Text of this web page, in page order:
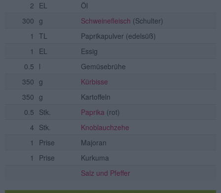
2 EL
Öl
300 g Schweinefleisch (Schulter)
1
TL Paprikapulver (edelsüß)
1
EL
Essig
0.5 l
Gemüsebrühe
350 g
Kürbisse
350 g
Kartoffeln
0.5 Stk. Paprika (rot)
4 Stk.
Knoblauchzehe
1
Prise
Majoran
1
Prise
Kurkuma
Salz und Pfeffer